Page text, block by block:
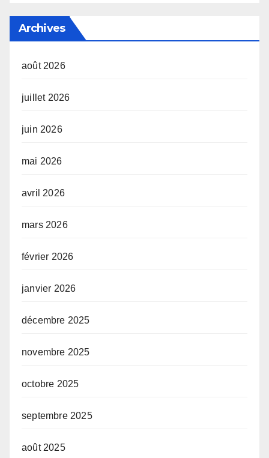
Archives
août 2026
juillet 2026
juin 2026
mai 2026
avril 2026
mars 2026
février 2026
janvier 2026
décembre 2025
novembre 2025
octobre 2025
septembre 2025
août 2025